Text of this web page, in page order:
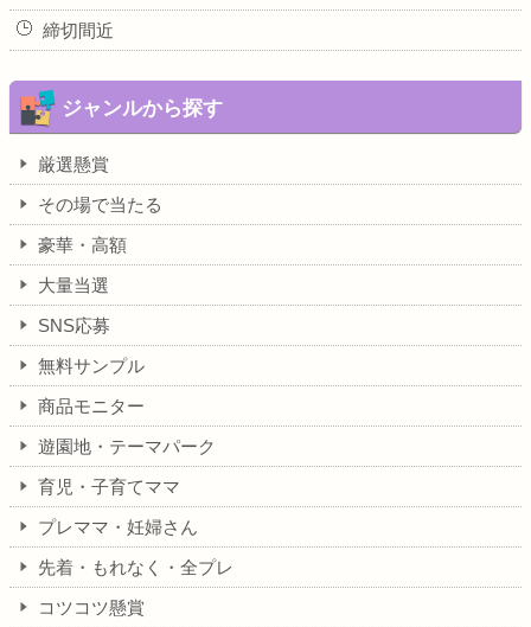
締切間近
ジャンルから探す
厳選懸賞
その場で当たる
豪華・高額
大量当選
SNS応募
無料サンプル
商品モニター
遊園地・テーマパーク
育児・子育てママ
プレママ・妊婦さん
先着・もれなく・全プレ
コツコツ懸賞